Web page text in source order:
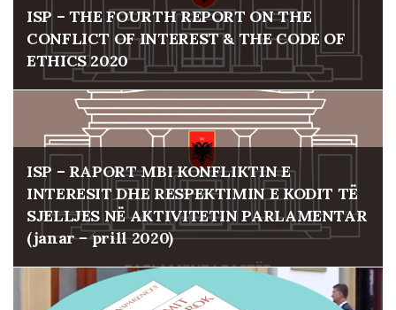
ISP – THE FOURTH REPORT ON THE
CONFLICT OF INTEREST & THE CODE OF
ETHICS 2020
ISP – RAPORT MBI KONFLIKTIN E
INTERESIT DHE RESPEKTIMIN E KODIT TË
SJELLJES NË AKTIVITETIN PARLAMENTAR
(janar – prill 2020)